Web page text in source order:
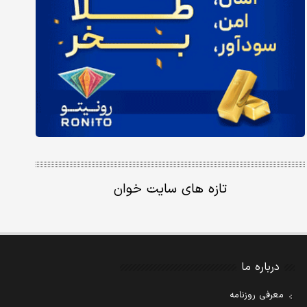
تازه های سایت خوان
درباره ما
معرفی روزنامه